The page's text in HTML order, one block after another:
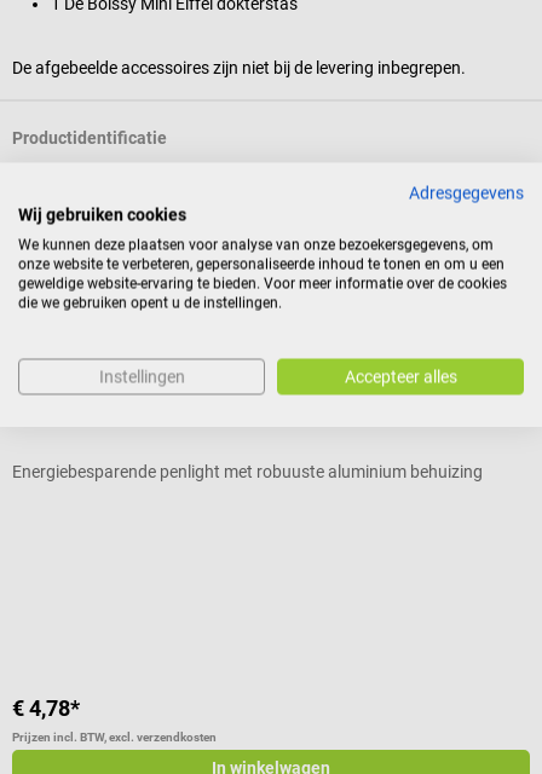
De afgebeelde accessoires zijn niet bij de levering inbegrepen.
Productidentificatie
Reviews
Andere kochten ook
Energiebesparende penlight met robuuste aluminium behuizing
€ 4,78*
Prijzen incl. BTW, excl. verzendkosten
In winkelwagen
Adresgegevens
Wij gebruiken cookies
We kunnen deze plaatsen voor analyse van onze bezoekersgegevens, om
onze website te verbeteren, gepersonaliseerde inhoud te tonen en om u een
geweldige website-ervaring te bieden. Voor meer informatie over de cookies
die we gebruiken opent u de instellingen.
Instellingen Accepteer alles